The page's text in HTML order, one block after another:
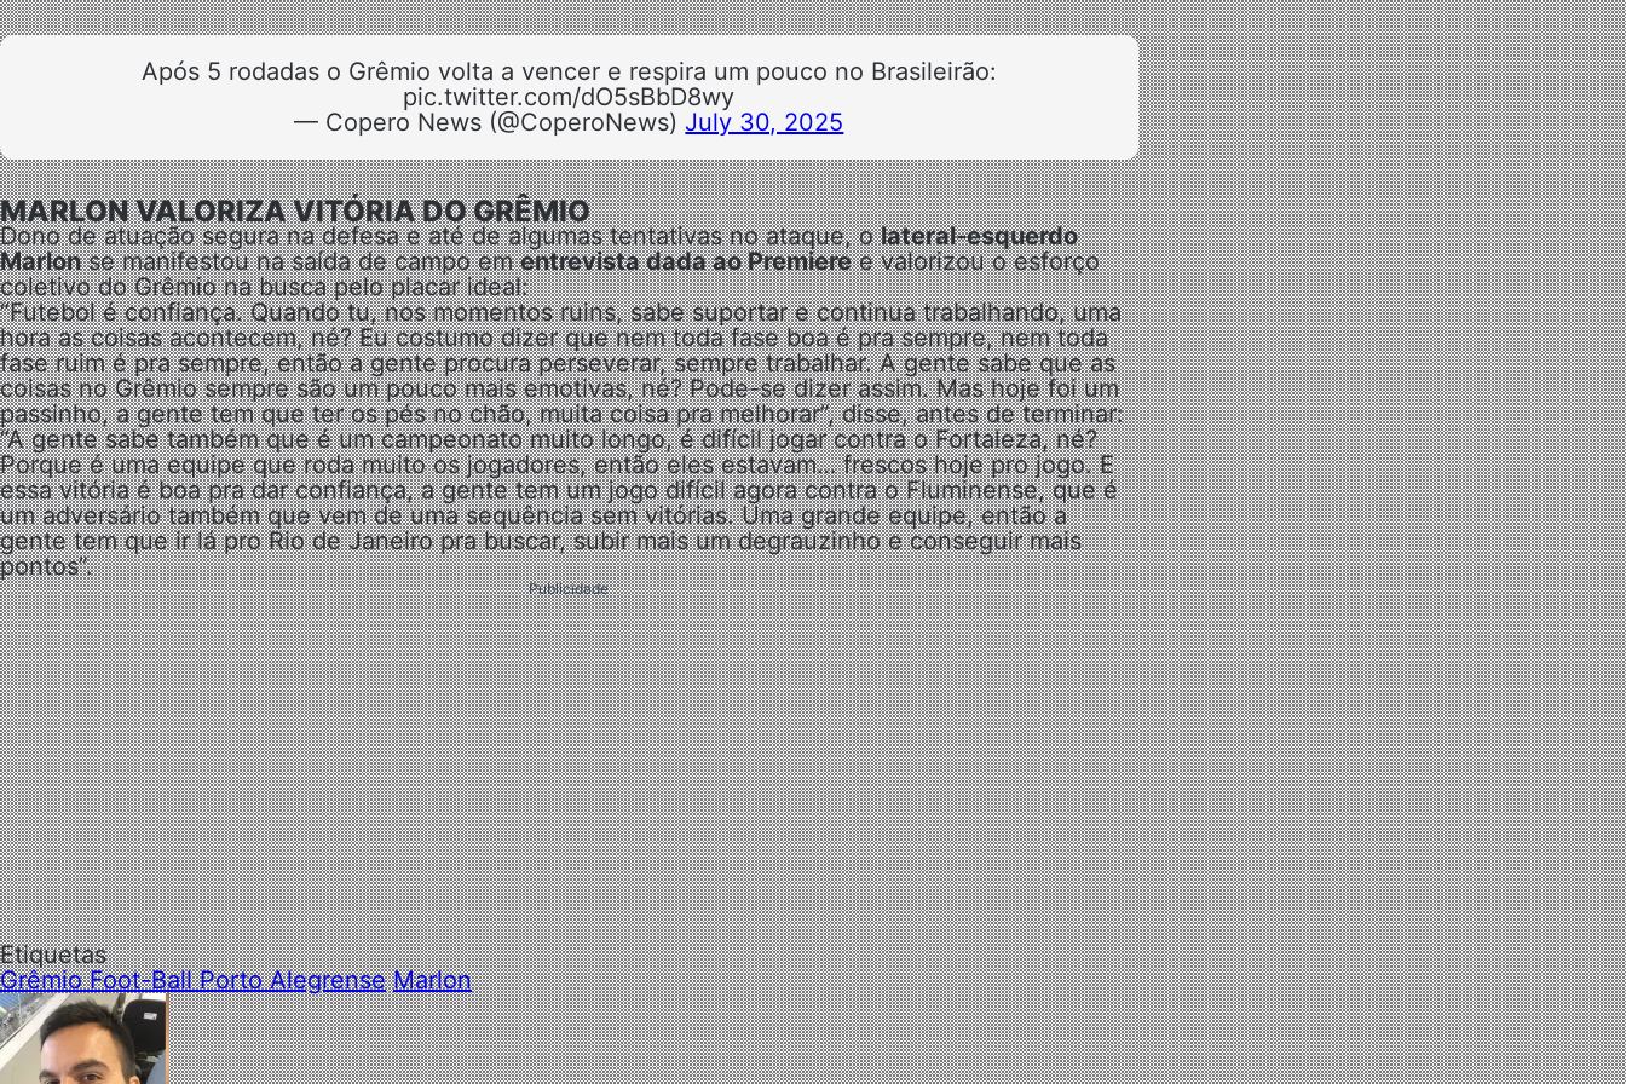
Após 5 rodadas o Grêmio volta a vencer e respira um pouco no Brasileirão:
pic.twitter.com/dO5sBbD8wy
— Copero News (@CoperoNews) July 30, 2025
MARLON VALORIZA VITÓRIA DO GRÊMIO
Dono de atuação segura na defesa e até de algumas tentativas no ataque, olateral-esquerdo
Marlonse manifestou na saída de campo ementrevista dada ao Premieree valorizou o esforço
coletivo do Grêmio na busca pelo placar ideal:
“Futebol é confiança. Quando tu, nos momentos ruins, sabe suportar e continua trabalhando, uma
hora as coisas acontecem, né? Eu costumo dizer que nem toda fase boa é pra sempre, nem toda
fase ruim é pra sempre, então a gente procura perseverar, sempre trabalhar. A gente sabe que as
coisas no Grêmio sempre são um pouco mais emotivas, né? Pode-se dizer assim. Mas hoje foi um
passinho, a gente tem que ter os pés no chão, muita coisa pra melhorar”, disse, antes de terminar:
“A gente sabe também que é um campeonato muito longo, é difícil jogar contra o Fortaleza, né?
Porque é uma equipe que roda muito os jogadores, então eles estavam… frescos hoje pro jogo. E
essa vitória é boa pra dar confiança, a gente tem um jogo difícil agora contra o Fluminense, que é
um adversário também que vem de uma sequência sem vitórias. Uma grande equipe, então a
gente tem que ir lá pro Rio de Janeiro pra buscar, subir mais um degrauzinho e conseguir mais
pontos”.
Publicidade
Etiquetas
Grêmio Foot-Ball Porto Alegrense Marlon